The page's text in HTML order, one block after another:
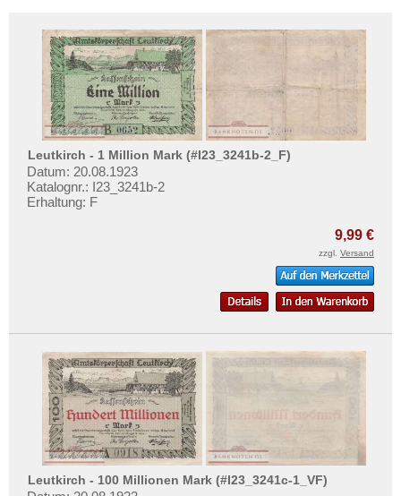
Lobenstein
Lorch
Lörrach
Lötzen
Lübbecke
Lübeck
Lübtheen
Ludwigshafen
Ludwigslust
Lugau
Lügde
Lügumkloster
Lund-Schobüll
Gratisbanknoten
FAQ
Mehr über...
Zahlungsbedingungen
Privatsphäre und Datenschutz
Widerrufsbelehrung
Liefer- und Versandkosten
Leutkirch - 1 Million Mark (#I23_3241b-2_F)
Datum: 20.08.1923
Katalognr.: I23_3241b-2
Erhaltung: F
9,99 €
zzgl. Versand
Leutkirch - 100 Millionen Mark (#I23_3241c-1_VF)